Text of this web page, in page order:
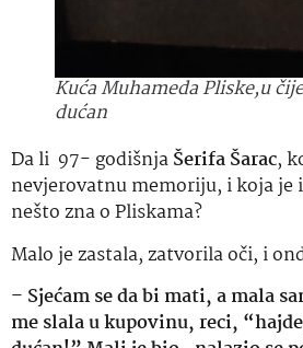
Kuća Muhameda Pliske,u
dućan
Da li 97- godišnjaŠerifa Šarac,
nevjerovatnu memoriju, i koja je
nešto zna o Pliskama?
Malo je zastala, zatvorila oči, i
– Sjećam se da bi mati, a mala
me slala u kupovinu, reci,